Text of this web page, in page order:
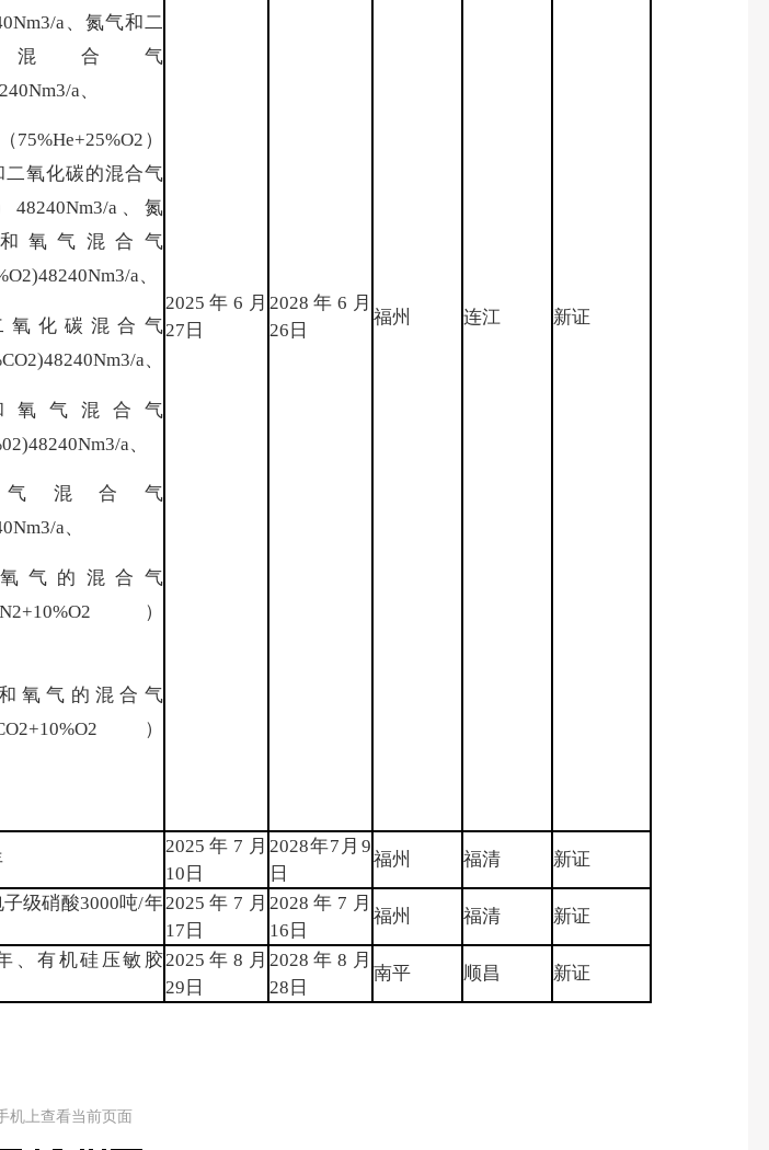
a、氮气和二
合气
a、
）
二氧化碳的混合气
48240Nm3/a、氮
氧气混合气
a、
氧化碳混合气
a、
氧气混合气
a、
混合气
a、
气的混合气
）
氧气的混合气
）
2025年6月
27日
2028年6月
26日
福州 连江 新证
2025年7月
10日
2028年7月9
日
福州 福清 新证
级硝酸3000吨/年2025年7月
17日
2028年7月
16日
福州 福清 新证
、有机硅压敏胶2025年8月
29日
2028年8月
28日
南平 顺昌 新证
机上查看当前页面